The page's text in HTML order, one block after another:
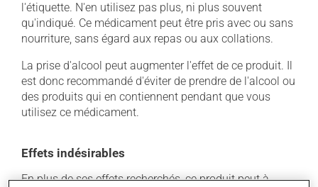
l'étiquette. N'en utilisez pas plus, ni plus souvent
qu'indiqué. Ce médicament peut être pris avec ou sans
nourriture, sans égard aux repas ou aux collations.
La prise d'alcool peut augmenter l'effet de ce produit. Il
est donc recommandé d'éviter de prendre de l'alcool ou
des produits qui en contiennent pendant que vous
utilisez ce médicament.
Effets indésirables
En plus de ses effets recherchés, ce produit peut à